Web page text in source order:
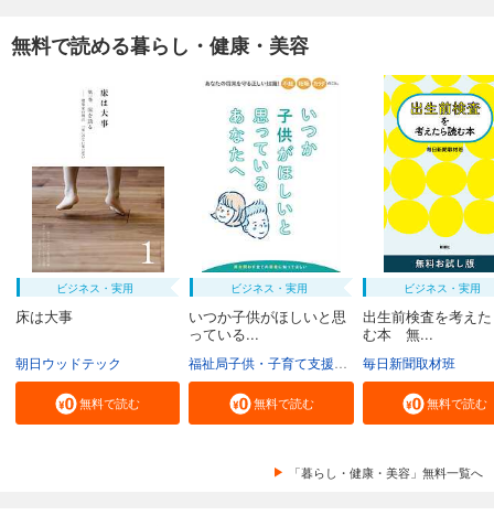
無料で読める暮らし・健康・美容
ビジネス・実用
床は大事
朝日ウッドテック
無料で読む
ビジネス・実用
いつか子供がほしいと思
っている...
東京都
無料で読む
ビジネス・実用
出生前検査を考え
む本 無...
毎日新聞取材班
無料で読む
「暮らし・健康・美容」無料一覧へ